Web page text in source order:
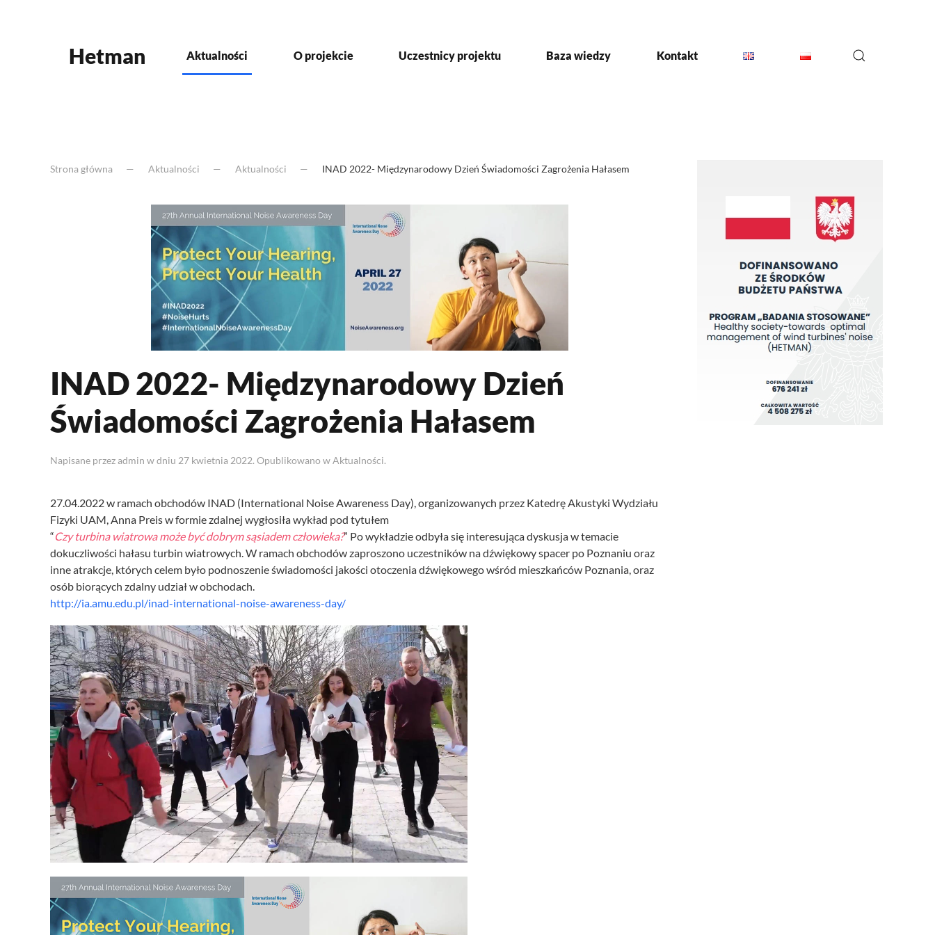
Hetman Aktualności O projekcie Uczestnicy projektu Baza wiedzy Kontakt
Strona główna Aktualności Aktualności INAD 2022- Międzynarodowy Dzień Świadomości Zagrożenia Hałasem
INAD 2022- Międzynarodowy Dzień
Świadomości Zagrożenia Hałasem
Napisane przezadmin w dniu 27 kwietnia 2022. Opublikowano wAktualności.
27.04.2022 w ramach obchodów INAD (International Noise Awareness Day), organizowanych przez Katedrę Akustyki Wydziału
Fizyki UAM, Anna Preis w formie zdalnej wygłosiła wykład pod tytułem
“Czy turbina wiatrowa może być dobrym sąsiadem człowieka?” Po wykładzie odbyła się interesująca dyskusja w temacie
dokuczliwości hałasu turbin wiatrowych. W ramach obchodów zaproszono uczestników na dźwiękowy spacer po Poznaniu oraz
inne atrakcje, których celem było podnoszenie świadomości jakości otoczenia dźwiękowego wśród mieszkańców Poznania, oraz
osób biorących zdalny udział w obchodach.
http://ia.amu.edu.pl/inad-international-noise-awareness-day/